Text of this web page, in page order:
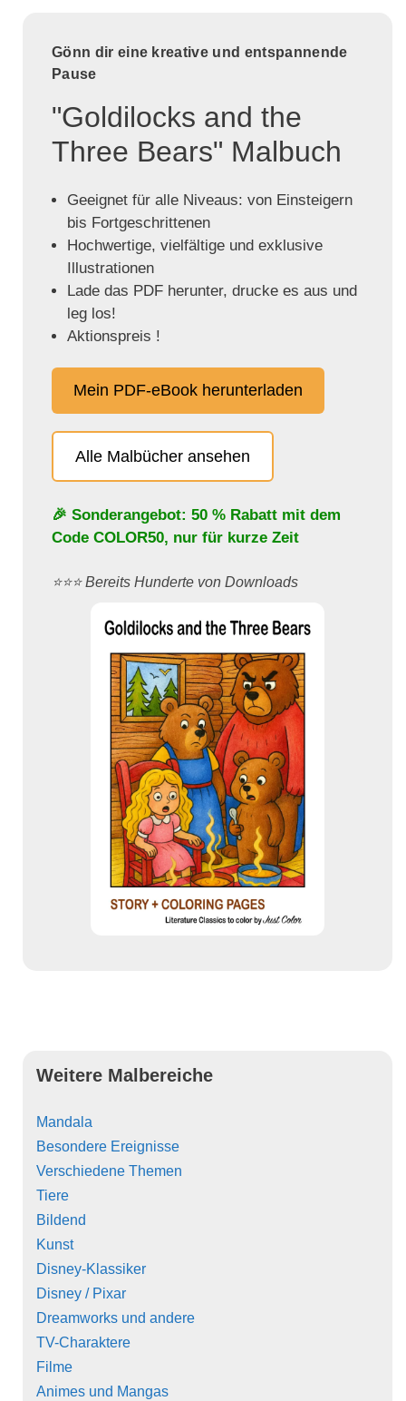
Gönn dir eine kreative und entspannende
Pause
"Goldilocks and the
Three Bears" Malbuch
Geeignet für alle Niveaus: von Einsteigern
bis Fortgeschrittenen
Hochwertige, vielfältige und exklusive
Illustrationen
Lade das PDF herunter, drucke es aus und
leg los!
Aktionspreis !
Mein PDF-eBook herunterladen
Alle Malbücher ansehen
🎉 Sonderangebot: 50 % Rabatt mit dem
Code COLOR50, nur für kurze Zeit
⭐️⭐️⭐️ Bereits Hunderte von Downloads
Weitere Malbereiche
Mandala
Besondere Ereignisse
Verschiedene Themen
Tiere
Bildend
Kunst
Disney-Klassiker
Disney / Pixar
Dreamworks und andere
TV-Charaktere
Filme
Animes und Mangas